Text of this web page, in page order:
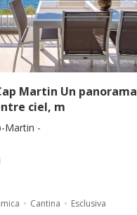
Martin Un panorama
ciel, m
Martin -
Cantina Esclusiva